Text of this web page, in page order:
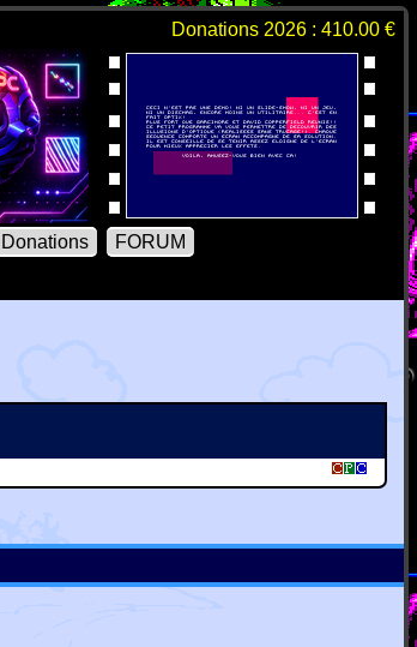
Donations 2026 : 410.00 €
Donations
FORUM